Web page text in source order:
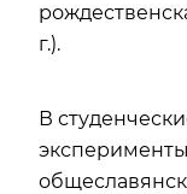
г.).
В